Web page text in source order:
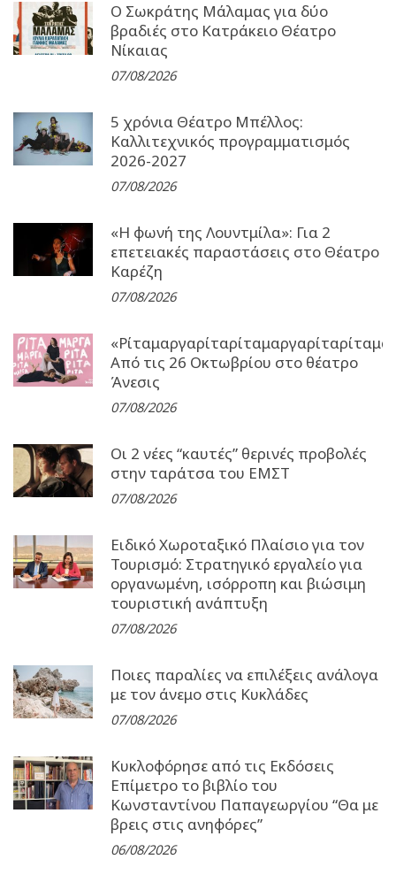
Ο Σωκράτης Μάλαμας για δύο
βραδιές στο Κατράκειο Θέατρο
Νίκαιας
07/08/2026
5 χρόνια Θέατρο Μπέλλος:
Καλλιτεχνικός προγραμματισμός
2026-2027
07/08/2026
«Η φωνή της Λουντμίλα»: Για 2
επετειακές παραστάσεις στο Θέατρο
Καρέζη
07/08/2026
Από τις 26 Οκτωβρίου στο θέατρο
Άνεσις
07/08/2026
Οι 2 νέες “καυτές” θερινές προβολές
στην ταράτσα του ΕΜΣΤ
07/08/2026
Ειδικό Χωροταξικό Πλαίσιο για τον
Τουρισμό: Στρατηγικό εργαλείο για
οργανωμένη, ισόρροπη και βιώσιμη
τουριστική ανάπτυξη
07/08/2026
Ποιες παραλίες να επιλέξεις ανάλογα
με τον άνεμο στις Κυκλάδες
07/08/2026
Κυκλοφόρησε από τις Εκδόσεις
Επίμετρο το βιβλίο του
Κωνσταντίνου Παπαγεωργίου “Θα με
βρεις στις ανηφόρες”
06/08/2026